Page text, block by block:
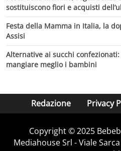
sostituiscono fiori e acquisti
Festa della Mamma in Italia, la
Assisi
Alternative ai succhi
mangiare meglio i bambini
Redazione Privacy
Copyright © 2025
Mediahouse Srl - Viale